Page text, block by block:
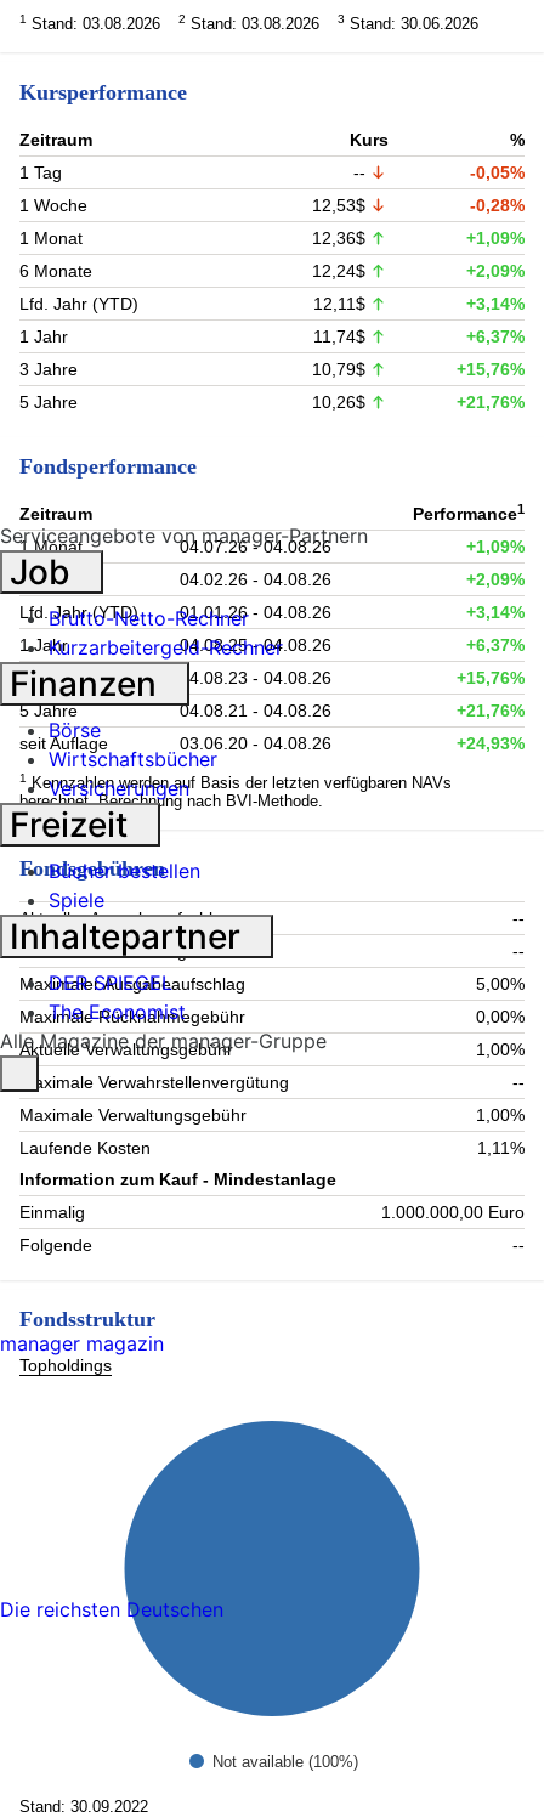
1 Stand: 03.08.2026 2 Stand: 03.08.2026 3 Stand: 30.06.2026
Kursperformance
Zeitraum Kurs
%
1 Tag
--
-0,05%
1 Woche
12,53$
-0,28%
1 Monat
12,36$
+1,09%
6 Monate
12,24$
+2,09%
Lfd. Jahr (YTD)
12,11$
+3,14%
1 Jahr
11,74$
+6,37%
3 Jahre
10,79$
+15,76%
5 Jahre
10,26$ +21,76%
Fondsperformance
Zeitraum Performance1
1 Monat 04.07.26 - 04.08.26
+1,09%
6 Monate
04.02.26 - 04.08.26
+2,09%
Lfd. Jahr (YTD)
01.01.26 - 04.08.26
+3,14%
1 Jahr
04.08.25 - 04.08.26
+6,37%
3 Jahre
04.08.23 - 04.08.26
+15,76%
5 Jahre
04.08.21 - 04.08.26
+21,76%
seit Auflage
03.06.20 - 04.08.26 +24,93%
1
Kennzahlen werden auf Basis der letzten verfügbaren NAVs
berechnet. Berechnung nach BVI-Methode.
Fondsgebühren
Aktueller Ausgabeaufschlag
--
Aktuelle Rücknahmegebühr
--
Maximaler Ausgabeaufschlag
5,00%
Maximale Rücknahmegebühr
0,00%
Aktuelle Verwaltungsgebühr
1,00%
Maximale Verwahrstellenvergütung
--
Maximale Verwaltungsgebühr
1,00%
Laufende Kosten
1,11%
Information zum Kauf - Mindestanlage
Einmalig
1.000.000,00 Euro
Folgende
--
Fondsstruktur
Topholdings
Not available (100%)
Stand: 30.09.2022
Serviceangebote von manager-Partnern
Job
Brutto-Netto-Rechner
Kurzarbeitergeld-Rechner
Finanzen
Börse
Wirtschaftsbücher
Versicherungen
Freizeit
Bücher bestellen
Spiele
Inhaltepartner
DER SPIEGEL
The Economist
Alle Magazine der manager-Gruppe
manager magazin
Die reichsten Deutschen